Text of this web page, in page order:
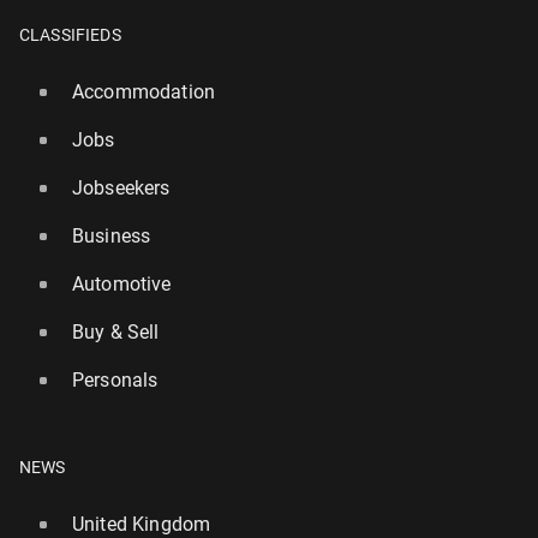
CLASSIFIEDS
Accommodation
Jobs
Jobseekers
Business
Automotive
Buy & Sell
Personals
NEWS
United Kingdom